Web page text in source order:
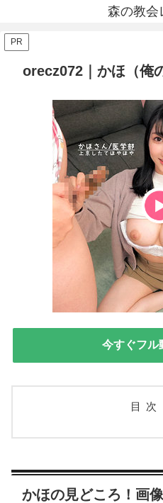
森の教会
PR
orecz072｜かほ（俺
今すぐフル
目次
かほの見どころ！画